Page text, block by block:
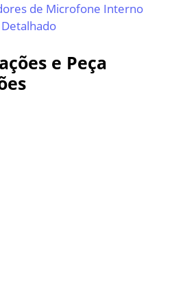
de Microfone Interno
e Peça